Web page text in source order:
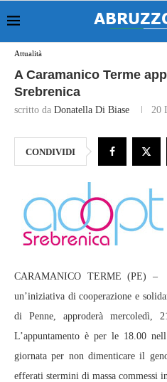
Attualità
A Caramanico Terme
Srebrenica
scritto da Donatella Di Biase 20
CONDIVIDI
CARAMANICO TERME (PE)
un’iniziativa di cooperazione e
di Penne, approderà mercoledì,
L’appuntamento è per le 18.00
giornata per non dimenticare il
efferati stermini di massa commessi